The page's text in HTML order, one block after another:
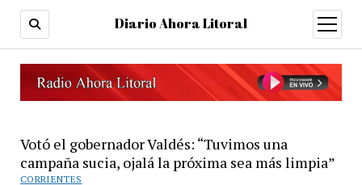
Diario Ahora Litoral
open
menu
Votó el gobernador Valdés: “Tuvimos una
campaña sucia, ojalá la próxima sea más limpia”
CORRIENTES